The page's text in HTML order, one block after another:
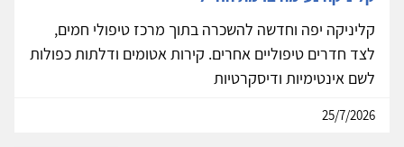
קליניקה יפה וחדשה להשכרה בתוך מרכז טיפולי חמים,
לצד חדרים טיפוליים אחרים. קירות אטומים ודלתות כפולות
לשם אינטימיות ודיסקרטיות
25/7/2026